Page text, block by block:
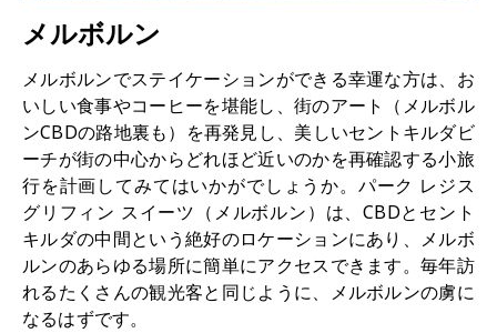
メルボルン
メルボルンでステイケーションができる幸運な方は、お
いしい食事やコーヒーを堪能し、街のアート（メルボル
ンCBDの路地裏も）を再発見し、美しいセントキルダビ
ーチが街の中心からどれほど近いのかを再確認する小旅
行を計画してみてはいかがでしょうか。パーク レジス
グリフィン スイーツ（メルボルン）は、CBDとセント
キルダの中間という絶好のロケーションにあり、メルボ
ルンのあらゆる場所に簡単にアクセスできます。毎年訪
れるたくさんの観光客と同じように、メルボルンの虜に
なるはずです。